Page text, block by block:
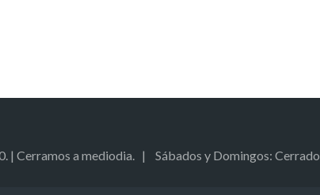
| Cerramos a mediodia. | Sábados y Domingos: Cerrado